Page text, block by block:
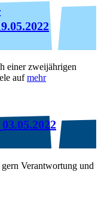
einer zweijährigen
aufmehr
03.05.2022
Verantwortung und